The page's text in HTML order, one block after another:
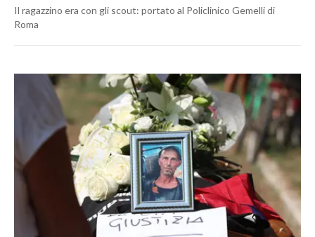
Il ragazzino era con gli scout: portato al Policlinico Gemelli di
Roma